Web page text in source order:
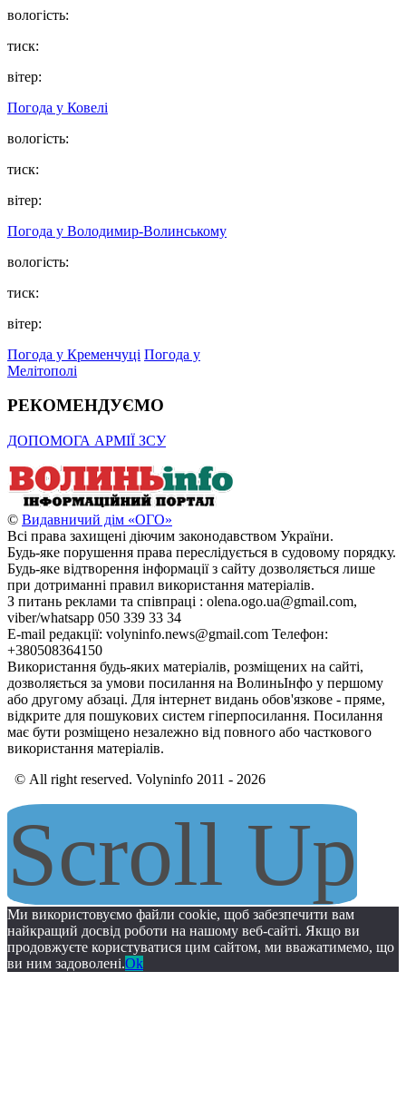
вологість:
тиск:
вітер:
Погода у Ковелі
вологість:
тиск:
вітер:
Погода у Володимир-Волинському
вологість:
тиск:
вітер:
Погода у Кременчуці Погода у
Мелітополі
РЕКОМЕНДУЄМО
ДОПОМОГА АРМІЇ ЗСУ
© Видавничий дім «ОГО»
Всі права захищені діючим законодавством України.
Будь-яке порушення права переслідується в судовому порядку.
Будь-яке відтворення інформації з сайту дозволяється лише
при дотриманні правил використання матеріалів.
З питань реклами та співпраці : olena.ogo.ua@gmail.com,
viber/whatsapp 050 339 33 34
E-mail редакції: volyninfo.news@gmail.com Телефон:
+380508364150
Використання будь-яких матеріалів, розміщених на сайті,
дозволяється за умови посилання на ВолиньІнфо у першому
або другому абзаці. Для інтернет видань обов'язкове - пряме,
відкрите для пошукових систем гіперпосилання. Посилання
має бути розміщено незалежно від повного або часткового
використання матеріалів.
© All right reserved. Volyninfo 2011 - 2026
Scroll Up
Ми використовуємо файли cookie, щоб забезпечити вам
найкращий досвід роботи на нашому веб-сайті. Якщо ви
продовжуєте користуватися цим сайтом, ми вважатимемо, що
ви ним задоволені.Ok